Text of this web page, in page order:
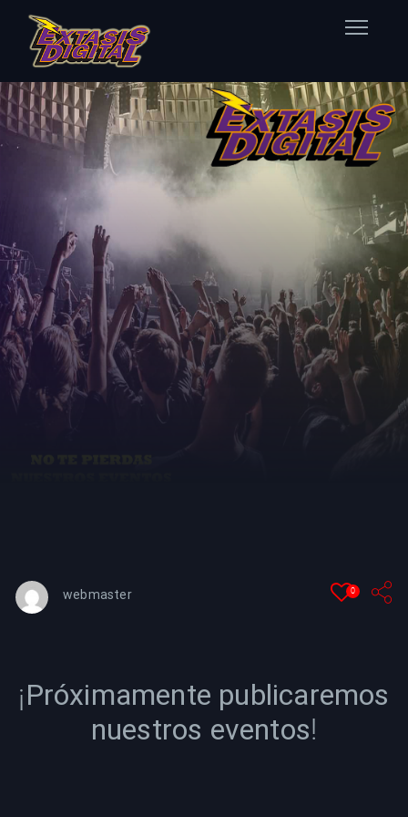
Home
Nuestras Estaciones
Contacto
FB
TW
IG
webmaster 0
¡Próximamente publicaremos
nuestros eventos!